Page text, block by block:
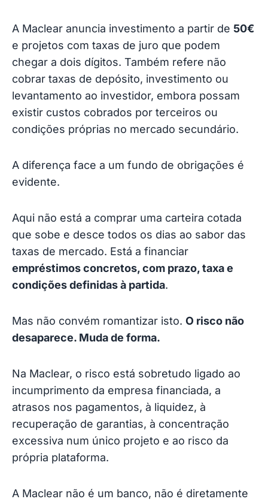
A Maclear anuncia investimento a partir de 50€
e projetos com taxas de juro que podem
chegar a dois dígitos. Também refere não
cobrar taxas de depósito, investimento ou
levantamento ao investidor, embora possam
existir custos cobrados por terceiros ou
condições próprias no mercado secundário.
A diferença face a um fundo de obrigações é
evidente.
Aqui não está a comprar uma carteira cotada
que sobe e desce todos os dias ao sabor das
taxas de mercado. Está a financiar
empréstimos concretos, com prazo, taxa e
condições definidas à partida.
Mas não convém romantizar isto. O risco não
desaparece. Muda de forma.
Na Maclear, o risco está sobretudo ligado ao
incumprimento da empresa financiada, a
atrasos nos pagamentos, à liquidez, à
recuperação de garantias, à concentração
excessiva num único projeto e ao risco da
própria plataforma.
A Maclear não é um banco, não é diretamente